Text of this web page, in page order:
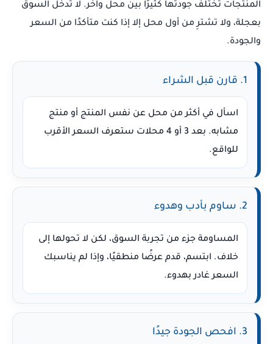
المنتجات تختلف جودتها كثيرًا بين محل وآخر. لا تدخل السوق
بعجلة، ولا تشترِ من أول محل إلا إذا كنت متأكدًا من السعر
والجودة.
1. قارن قبل الشراء
اسأل في أكثر من محل عن نفس المنتج أو منتج
مشابه. بعد 3 أو 4 محلات ستعرف السعر الأقرب
للواقع.
2. ساوم بأدب وهدوء
المساومة جزء من تجربة السوق، لكن لا تحولها إلى
خلاف. ابتسم، قدم عرضًا منطقيًا، وإذا لم يناسبك
السعر غادر بهدوء.
3. افحص الجودة جيدًا